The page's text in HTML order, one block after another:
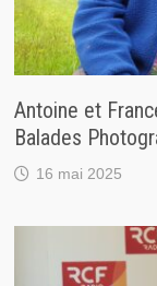
Antoine et
Balades
16 mai 2025